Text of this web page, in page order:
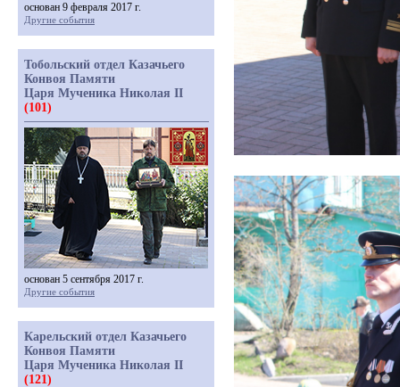
основан 9 февраля 2017 г.
Другие события
Тобольский отдел Казачьего
Конвоя Памяти
Царя Мученика Николая II
(101)
основан 5 сентября 2017 г.
Другие события
Карельский отдел Казачьего
Конвоя Памяти
Царя Мученика Николая II
(121)